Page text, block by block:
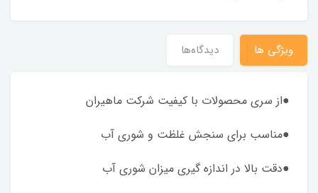
ویژگی ها دیدگاه‌ها
●از سری محصولات با کیفیت شرکت ماهیران
●مناسب برای سنجش غلظت و شوری آب
●دقت بالا در اندازه گیری میزان شوری آب